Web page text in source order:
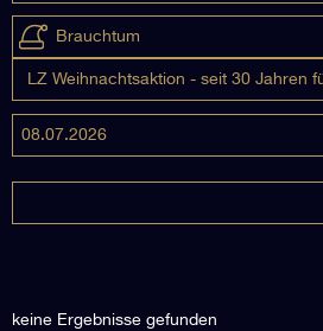
Brauchtum
LZ Weihnachtsaktion - seit 30 Jahren
keine Ergebnisse gefunden